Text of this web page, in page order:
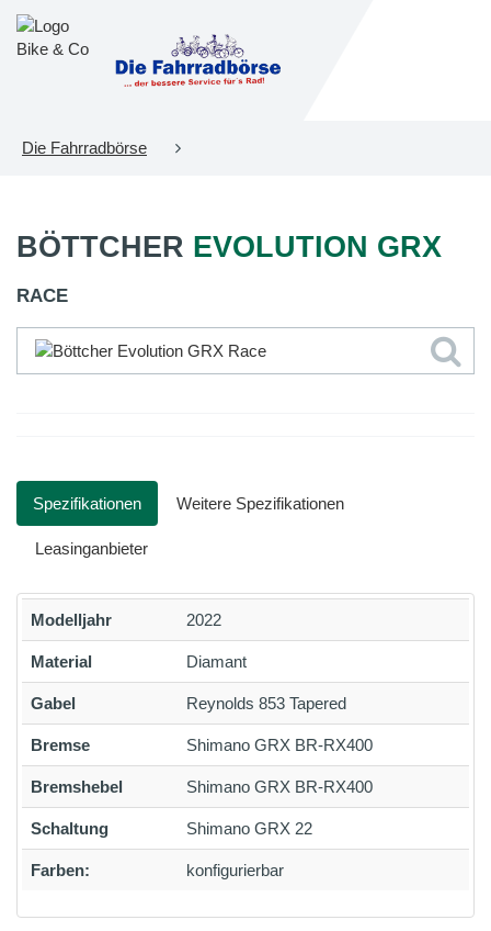
Die Fahrradbörse
BÖTTCHER EVOLUTION GRX
RACE
Spezifikationen Weitere Spezifikationen
Leasinganbieter
Modelljahr 2022
Material Diamant
Gabel Reynolds 853 Tapered
Bremse Shimano GRX BR-RX400
Bremshebel Shimano GRX BR-RX400
Schaltung Shimano GRX 22
Farben: konfigurierbar